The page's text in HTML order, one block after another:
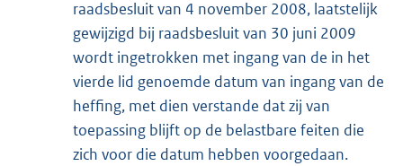
raadsbesluit van 4 november 2008, laatstelijk
gewijzigd bij raadsbesluit van 30 juni 2009
wordt ingetrokken met ingang van de in het
vierde lid genoemde datum van ingang van de
heffing, met dien verstande dat zij van
toepassing blijft op de belastbare feiten die
zich voor die datum hebben voorgedaan.